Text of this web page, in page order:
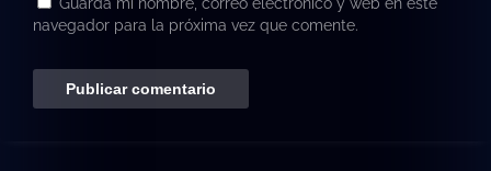
navegador para la próxima vez que comente.